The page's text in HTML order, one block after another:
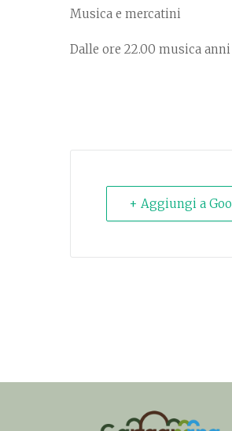
Musica e mercatini
Dalle ore 22.00 musica
+ Aggiungi a